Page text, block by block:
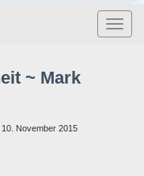
~ Mark
10. November 2015